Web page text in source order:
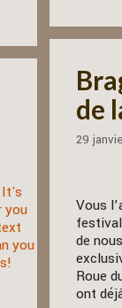
de
29
Vous
de
Roue
ont